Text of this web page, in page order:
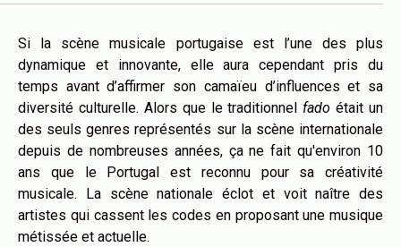
Si la scène musicale portugaise est l’une des plus
dynamique et innovante, elle aura cependant pris du
temps avant d’affirmer son camaïeu d’influences et sa
diversité culturelle. Alors que le traditionnel fado était un
des seuls genres représentés sur la scène internationale
depuis de nombreuses années, ça ne fait qu'environ 10
ans que le Portugal est reconnu pour sa créativité
musicale. La scène nationale éclot et voit naître des
artistes qui cassent les codes en proposant une musique
métissée et actuelle.